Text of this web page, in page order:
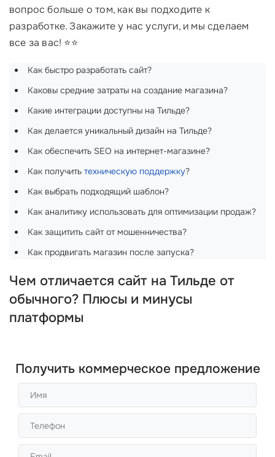
вопрос больше о том, как вы подходите к
разработке. Закажите у нас услуги, и мы сделаем
все за вас! ⭐⭐
Как быстро разработать сайт?
Каковы средние затраты на создание магазина?
Какие интеграции доступны на Тильде?
Как делается уникальный дизайн на Тильде?
Как обеспечить SEO на интернет-магазине?
Как получить техническую поддержку?
Как выбрать подходящий шаблон?
Как аналитику использовать для оптимизации продаж?
Как защитить сайт от мошенничества?
Как продвигать магазин после запуска?
Чем отличается сайт на Тильде от
обычного? Плюсы и минусы
платформы
Получить коммерческое предложение